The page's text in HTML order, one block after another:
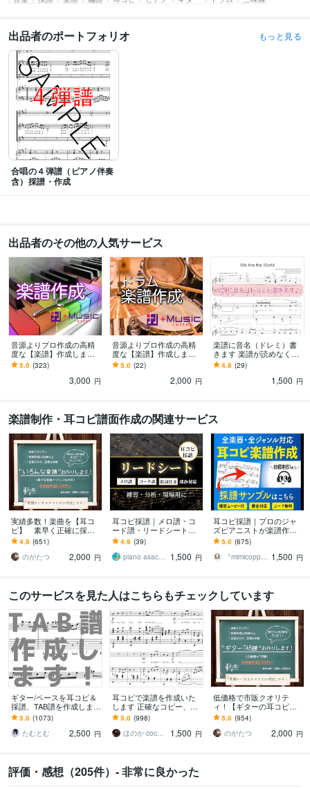
出品者のポートフォリオ もっと見る
合唱の４弾譜（ピアノ伴奏
含）採譜・作成
出品者のその他の人気サービス
音源よりプロ作成の高精
度な【楽譜】作成します 1
秒15円〜お見積り♪ピア
ノ･ギター･民族楽器まで
5.0 (323)
3,000 円
音源よりプロ作成の高精
度な【楽譜】作成します 1
秒15円〜お見積り♪ドラ
ム・カホン・コンガ等他
5.0 (22)
2,000 円
楽譜に音名（ドレミ）書
きます 楽譜が読めなくて
も大丈夫！面倒な譜読み
をお手伝い致します！
4.8 (29)
1,500 円
楽譜制作・耳コピ譜面作成の関連サービス
実績多数！楽曲を【耳コ
ピ】 素早く正確に採譜
します 低価格で市販クオ
リティ。様々なジャン
ル・楽器に対応致しま
4.9 (651)
のがたつ
2,000 円
耳コピ採譜｜メロ譜・コ
ード譜・リードシート作
ります コピーできない曲
を正確な譜面にします
4.9 (39)
piano asachan
1,500 円
耳コピ採譜｜プロのジャ
ズピアニストが楽譜作成
します ピアノ・全楽器対
応｜譜面＋確認動画付｜
耳コピからアレンジまで
5.0 (675)
『mimicoppi』楽譜作成サービス 1,500 円
このサービスを見た人はこちらもチェックしています
ギター/ベースを耳コピ＆
採譜、TAB譜を作成します
その曲、弾けるかも！個
人練習やコピバンにおす
すめです！
5.0 (1073)
たむとむ
2,500 円
耳コピで楽譜を作成いた
します 正確なコピー、素
早い対応、難易度別アレ
ンジもOK！
5.0 (998)
ほのか coconala
1,500 円
低価格で市販クオリテ
ィ！【ギターの耳コピ】
承ります 採譜実績2000曲
以上。見やすく、正確な
楽譜をお作りします。
5.0 (954)
のがたつ
2,000 円
評価・感想（205件）- 非常に良かった